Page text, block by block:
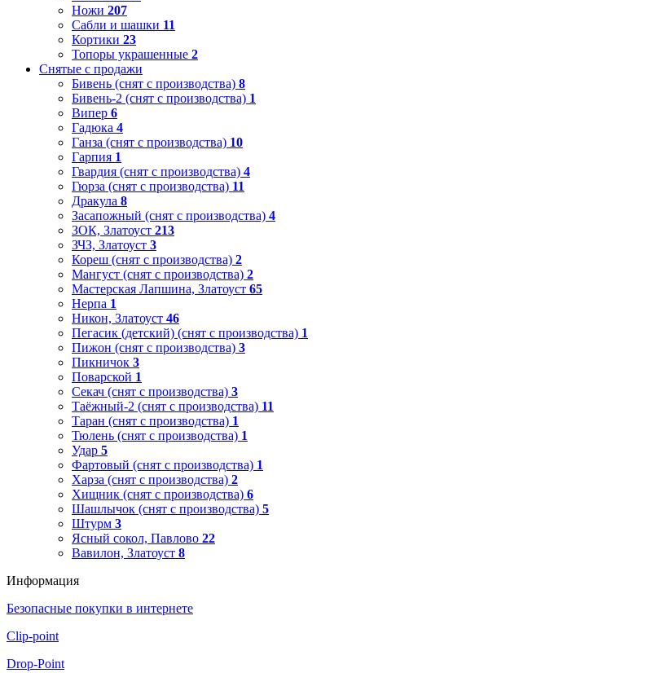
Ножи 207
Сабли и шашки 11
Кортики 23
Топоры украшенные 2
Снятые с продажи
Бивень (снят с производства) 8
Бивень-2 (снят с производства) 1
Випер 6
Гадюка 4
Ганза (снят с производства) 10
Гарпия 1
Гвардия (снят с производства) 4
Гюрза (снят с производства) 11
Дракула 8
Засапожный (снят с производства) 4
ЗОК, Златоуст 213
ЗЧЗ, Златоуст 3
Кореш (снят с производства) 2
Мангуст (снят с производства) 2
Мастерская Лапшина, Златоуст 65
Нерпа 1
Никон, Златоуст 46
Пегасик (детский) (снят с производства) 1
Пижон (снят с производства) 3
Пикничок 3
Поварской 1
Секач (снят с производства) 3
Таёжный-2 (снят с производства) 11
Таран (снят с производства) 1
Тюлень (снят с производства) 1
Удар 5
Фартовый (снят с производства) 1
Харза (снят с производства) 2
Хищник (снят с производства) 6
Шашлычок (снят с производства) 5
Штурм 3
Ясный сокол, Павлово 22
Вавилон, Златоуст 8
Информация
Безопасные покупки в интернете
Clip-point
Drop-Point